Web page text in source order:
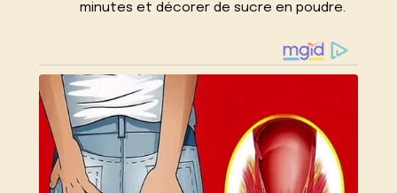
minutes et décorer de sucre en poudre.